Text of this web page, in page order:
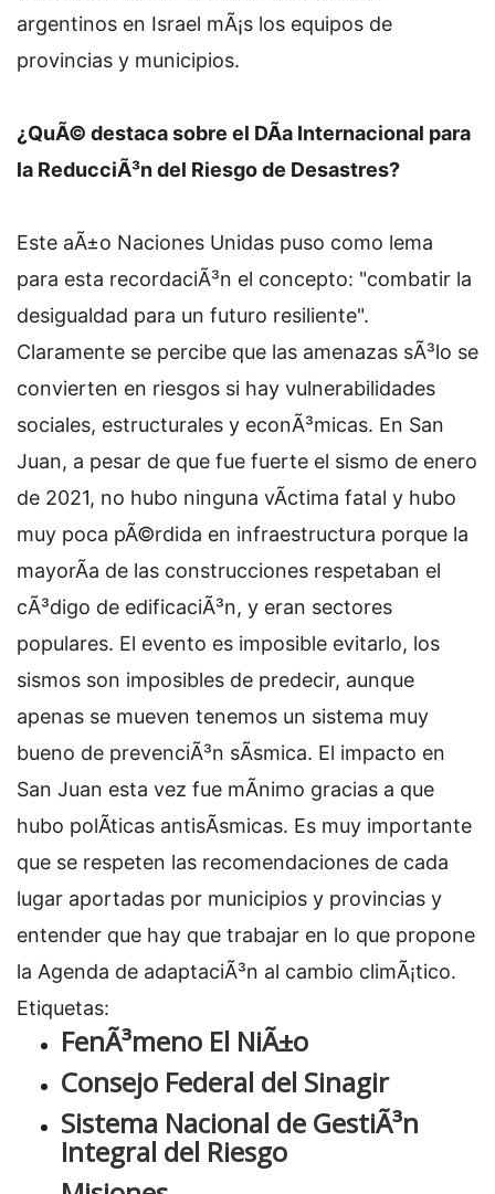
argentinos en Israel mÃ¡s los equipos de
provincias y municipios.
¿QuÃ© destaca sobre el DÃ­a Internacional para
la ReducciÃ³n del Riesgo de Desastres?
Este aÃ±o Naciones Unidas puso como lema
para esta recordaciÃ³n el concepto: "combatir la
desigualdad para un futuro resiliente".
Claramente se percibe que las amenazas sÃ³lo se
convierten en riesgos si hay vulnerabilidades
sociales, estructurales y econÃ³micas. En San
Juan, a pesar de que fue fuerte el sismo de enero
de 2021, no hubo ninguna vÃ­ctima fatal y hubo
muy poca pÃ©rdida en infraestructura porque la
mayorÃ­a de las construcciones respetaban el
cÃ³digo de edificaciÃ³n, y eran sectores
populares. El evento es imposible evitarlo, los
sismos son imposibles de predecir, aunque
apenas se mueven tenemos un sistema muy
bueno de prevenciÃ³n sÃ­smica. El impacto en
San Juan esta vez fue mÃ­nimo gracias a que
hubo polÃ­ticas antisÃ­smicas. Es muy importante
que se respeten las recomendaciones de cada
lugar aportadas por municipios y provincias y
entender que hay que trabajar en lo que propone
la Agenda de adaptaciÃ³n al cambio climÃ¡tico.
Etiquetas:
FenÃ³meno El NiÃ±o
Consejo Federal del Sinagir
Sistema Nacional de GestiÃ³n
Integral del Riesgo